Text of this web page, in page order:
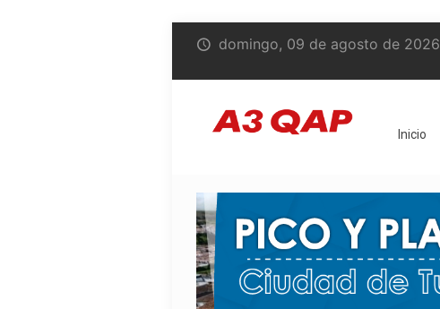
domingo, 09 de agosto de 2026
Inicio